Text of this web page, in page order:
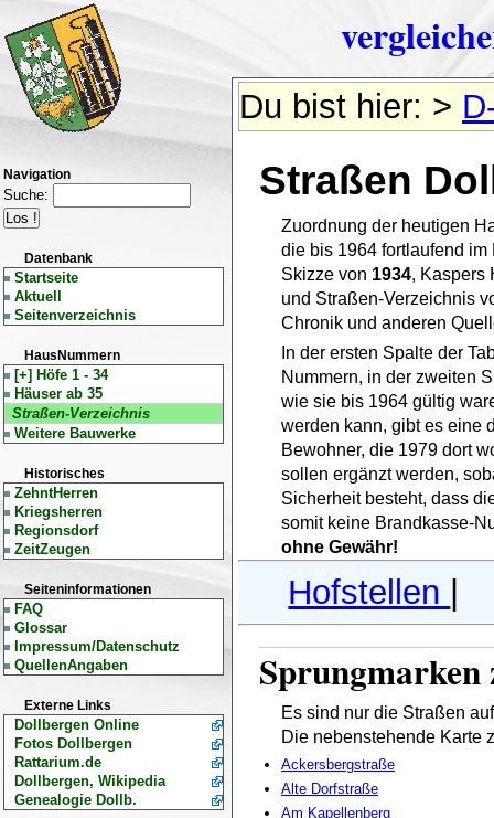
Navigation
Suche:
Datenbank
Startseite
Aktuell
Seitenverzeichnis
HausNummern
[+] Höfe 1 - 34
Häuser ab 35
Straßen-Verzeichnis
Weitere Bauwerke
Historisches
ZehntHerren
Kriegsherren
Regionsdorf
ZeitZeugen
Seiteninformationen
FAQ
Glossar
Impressum/Datenschutz
QuellenAngaben
Externe Links
Dollbergen Online
Fotos Dollbergen
Rattarium.de
Dollbergen, Wikipedia
Genealogie Dollb.
Du bist hier: >
Straßen
Zuordnung der heutigen
die bis 1964 fortlaufend
Skizze von 1934, Kaspers
und Straßen-Verzeichnis
Chronik und anderen
In der ersten Spalte der
Nummern, in der zweiten
wie sie bis 1964 gültig
werden kann, gibt es eine
Bewohner, die 1979 dort
sollen ergänzt werden,
Sicherheit besteht, dass
somit keine Brandkasse-
ohne Gewähr!
Hofstellen
Sprungmarken
Es sind nur die Straßen
Die nebenstehende Karte
Ackersbergstraße
Alte Dorfstraße
Am Kapellenberg